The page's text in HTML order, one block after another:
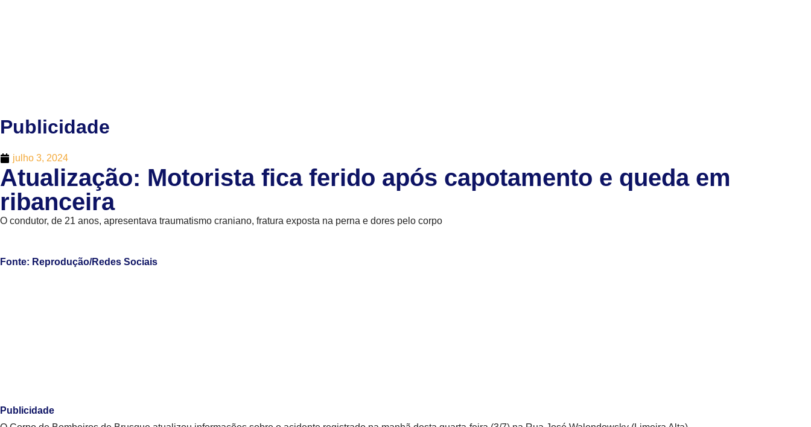
Publicidade
julho 3, 2024
Atualização: Motorista fica ferido após capotamento e queda em
ribanceira
O condutor, de 21 anos, apresentava traumatismo craniano, fratura exposta na perna e dores pelo corpo
Fonte: Reprodução/Redes Sociais
Publicidade